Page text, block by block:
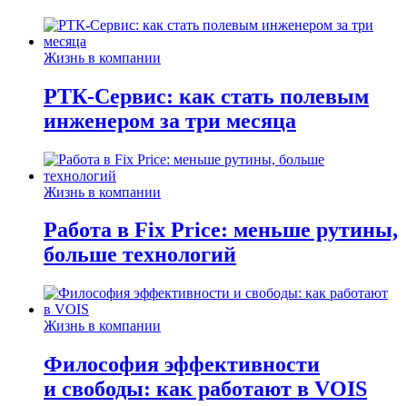
Жизнь в компании
РТК-Сервис: как стать полевым
инженером за три месяца
Жизнь в компании
Работа в Fix Price: меньше рутины,
больше технологий
Жизнь в компании
Философия эффективности
и свободы: как работают в VOIS